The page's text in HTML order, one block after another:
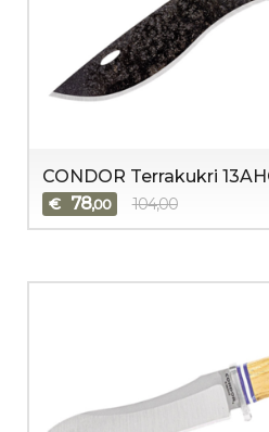
CONDOR Terrakukri
€ 78,00 104,00